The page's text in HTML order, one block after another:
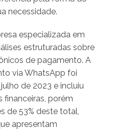
necessidade.
especializada em
estruturadas sobre
de pagamento. A
via WhatsApp foi
de 2023 e incluiu
financeiras, porém
de 53% deste total,
apresentam